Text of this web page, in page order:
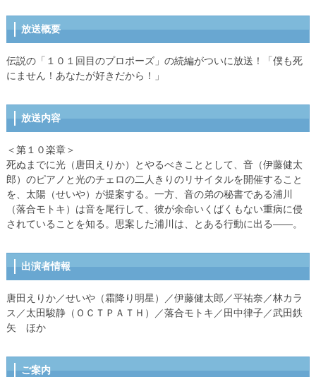
放送概要
伝説の「１０１回目のプロポーズ」の続編がついに放送！「僕も死
にません！あなたが好きだから！」
放送内容
＜第１０楽章＞
死ぬまでに光（唐田えりか）とやるべきこととして、音（伊藤健太
郎）のピアノと光のチェロの二人きりのリサイタルを開催すること
を、太陽（せいや）が提案する。一方、音の弟の秘書である浦川
（落合モトキ）は音を尾行して、彼が余命いくばくもない重病に侵
されていることを知る。思案した浦川は、とある行動に出る――。
出演者情報
唐田えりか／せいや（霜降り明星）／伊藤健太郎／平祐奈／林カラ
ス／太田駿静（ＯＣＴＰＡＴＨ）／落合モトキ／田中律子／武田鉄
矢 ほか
ご案内